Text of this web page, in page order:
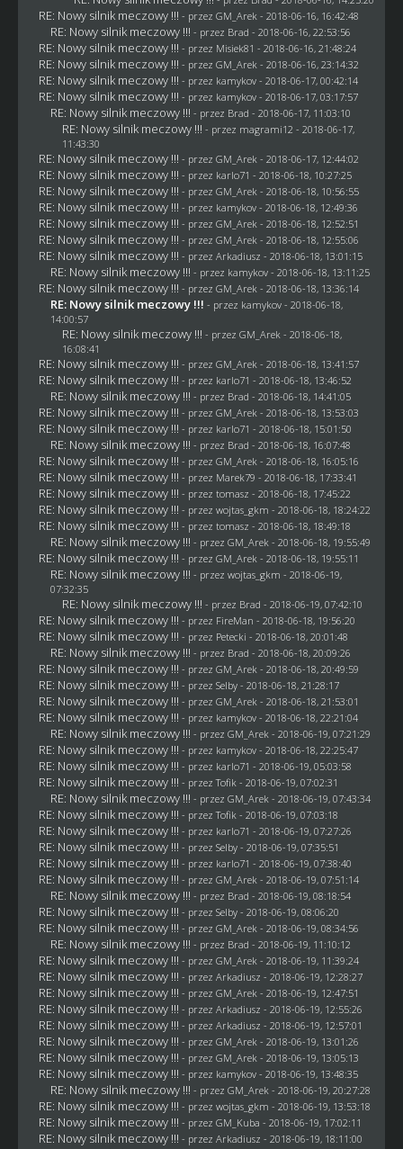
RE: Nowy silnik meczowy !!! - przez GM_Arek - 2018-06-16, 16:42:48
RE: Nowy silnik meczowy !!! - przez Brad - 2018-06-16, 22:53:56
RE: Nowy silnik meczowy !!! - przez Misiek81 - 2018-06-16, 21:48:24
RE: Nowy silnik meczowy !!! - przez GM_Arek - 2018-06-16, 23:14:32
RE: Nowy silnik meczowy !!! - przez kamykov- 2018-06-17, 00:42:14
RE: Nowy silnik meczowy !!! - przez kamykov- 2018-06-17, 03:17:57
RE: Nowy silnik meczowy !!! - przez Brad - 2018-06-17, 11:03:10
RE: Nowy silnik meczowy !!! - przez magrami12 - 2018-06-17,
11:43:30
RE: Nowy silnik meczowy !!! - przez GM_Arek - 2018-06-17, 12:44:02
RE: Nowy silnik meczowy !!! - przez karlo71 - 2018-06-18, 10:27:25
RE: Nowy silnik meczowy !!! - przez GM_Arek - 2018-06-18, 10:56:55
RE: Nowy silnik meczowy !!! - przez kamykov- 2018-06-18, 12:49:36
RE: Nowy silnik meczowy !!! - przez GM_Arek - 2018-06-18, 12:52:51
RE: Nowy silnik meczowy !!! - przez GM_Arek - 2018-06-18, 12:55:06
RE: Nowy silnik meczowy !!! - przez Arkadiusz - 2018-06-18, 13:01:15
RE: Nowy silnik meczowy !!! - przez kamykov- 2018-06-18, 13:11:25
RE: Nowy silnik meczowy !!! - przez GM_Arek - 2018-06-18, 13:36:14
RE: Nowy silnik meczowy !!! - przez kamykov- 2018-06-18,
14:00:57
RE: Nowy silnik meczowy !!! - przez GM_Arek - 2018-06-18,
16:08:41
RE: Nowy silnik meczowy !!! - przez GM_Arek - 2018-06-18, 13:41:57
RE: Nowy silnik meczowy !!! - przez karlo71 - 2018-06-18, 13:46:52
RE: Nowy silnik meczowy !!! - przez Brad - 2018-06-18, 14:41:05
RE: Nowy silnik meczowy !!! - przez GM_Arek - 2018-06-18, 13:53:03
RE: Nowy silnik meczowy !!! - przez karlo71 - 2018-06-18, 15:01:50
RE: Nowy silnik meczowy !!! - przez Brad - 2018-06-18, 16:07:48
RE: Nowy silnik meczowy !!! - przez GM_Arek - 2018-06-18, 16:05:16
RE: Nowy silnik meczowy !!! - przez Marek79 - 2018-06-18, 17:33:41
RE: Nowy silnik meczowy !!! - przez tomasz - 2018-06-18, 17:45:22
RE: Nowy silnik meczowy !!! - przez wojtas_gkm - 2018-06-18, 18:24:22
RE: Nowy silnik meczowy !!! - przez tomasz - 2018-06-18, 18:49:18
RE: Nowy silnik meczowy !!! - przez GM_Arek - 2018-06-18, 19:55:49
RE: Nowy silnik meczowy !!! - przez GM_Arek - 2018-06-18, 19:55:11
RE: Nowy silnik meczowy !!! - przez wojtas_gkm - 2018-06-19,
07:32:35
RE: Nowy silnik meczowy !!! - przez Brad - 2018-06-19, 07:42:10
RE: Nowy silnik meczowy !!! - przez FireMan - 2018-06-18, 19:56:20
RE: Nowy silnik meczowy !!! - przez Petecki - 2018-06-18, 20:01:48
RE: Nowy silnik meczowy !!! - przez Brad - 2018-06-18, 20:09:26
RE: Nowy silnik meczowy !!! - przez GM_Arek - 2018-06-18, 20:49:59
RE: Nowy silnik meczowy !!! - przez Selby- 2018-06-18, 21:28:17
RE: Nowy silnik meczowy !!! - przez GM_Arek - 2018-06-18, 21:53:01
RE: Nowy silnik meczowy !!! - przez kamykov- 2018-06-18, 22:21:04
RE: Nowy silnik meczowy !!! - przez GM_Arek - 2018-06-19, 07:21:29
RE: Nowy silnik meczowy !!! - przez kamykov- 2018-06-18, 22:25:47
RE: Nowy silnik meczowy !!! - przez karlo71 - 2018-06-19, 05:03:58
RE: Nowy silnik meczowy !!! - przezTofik - 2018-06-19, 07:02:31
RE: Nowy silnik meczowy !!! - przez GM_Arek - 2018-06-19, 07:43:34
RE: Nowy silnik meczowy !!! - przezTofik - 2018-06-19, 07:03:18
RE: Nowy silnik meczowy !!! - przez karlo71 - 2018-06-19, 07:27:26
RE: Nowy silnik meczowy !!! - przez Selby- 2018-06-19, 07:35:51
RE: Nowy silnik meczowy !!! - przez karlo71 - 2018-06-19, 07:38:40
RE: Nowy silnik meczowy !!! - przez GM_Arek - 2018-06-19, 07:51:14
RE: Nowy silnik meczowy !!! - przez Brad - 2018-06-19, 08:18:54
RE: Nowy silnik meczowy !!! - przez Selby- 2018-06-19, 08:06:20
RE: Nowy silnik meczowy !!! - przez GM_Arek - 2018-06-19, 08:34:56
RE: Nowy silnik meczowy !!! - przez Brad - 2018-06-19, 11:10:12
RE: Nowy silnik meczowy !!! - przez GM_Arek - 2018-06-19, 11:39:24
RE: Nowy silnik meczowy !!! - przez Arkadiusz - 2018-06-19, 12:28:27
RE: Nowy silnik meczowy !!! - przez GM_Arek - 2018-06-19, 12:47:51
RE: Nowy silnik meczowy !!! - przez Arkadiusz - 2018-06-19, 12:55:26
RE: Nowy silnik meczowy !!! - przez Arkadiusz - 2018-06-19, 12:57:01
RE: Nowy silnik meczowy !!! - przez GM_Arek - 2018-06-19, 13:01:26
RE: Nowy silnik meczowy !!! - przez GM_Arek - 2018-06-19, 13:05:13
RE: Nowy silnik meczowy !!! - przez kamykov- 2018-06-19, 13:48:35
RE: Nowy silnik meczowy !!! - przez GM_Arek - 2018-06-19, 20:27:28
RE: Nowy silnik meczowy !!! - przez wojtas_gkm - 2018-06-19, 13:53:18
RE: Nowy silnik meczowy !!! - przez GM_Kuba - 2018-06-19, 17:02:11
RE: Nowy silnik meczowy !!! - przez Arkadiusz - 2018-06-19, 18:11:00